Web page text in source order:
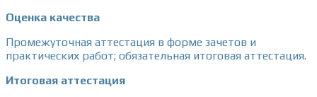
Оценка качества
Промежуточная аттестация в форме зачетов и
практических работ; обязательная итоговая аттестация.
Итоговая аттестация